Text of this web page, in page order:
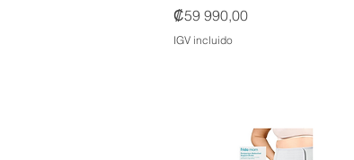
Precio
₡59 990,00
IGV incluido